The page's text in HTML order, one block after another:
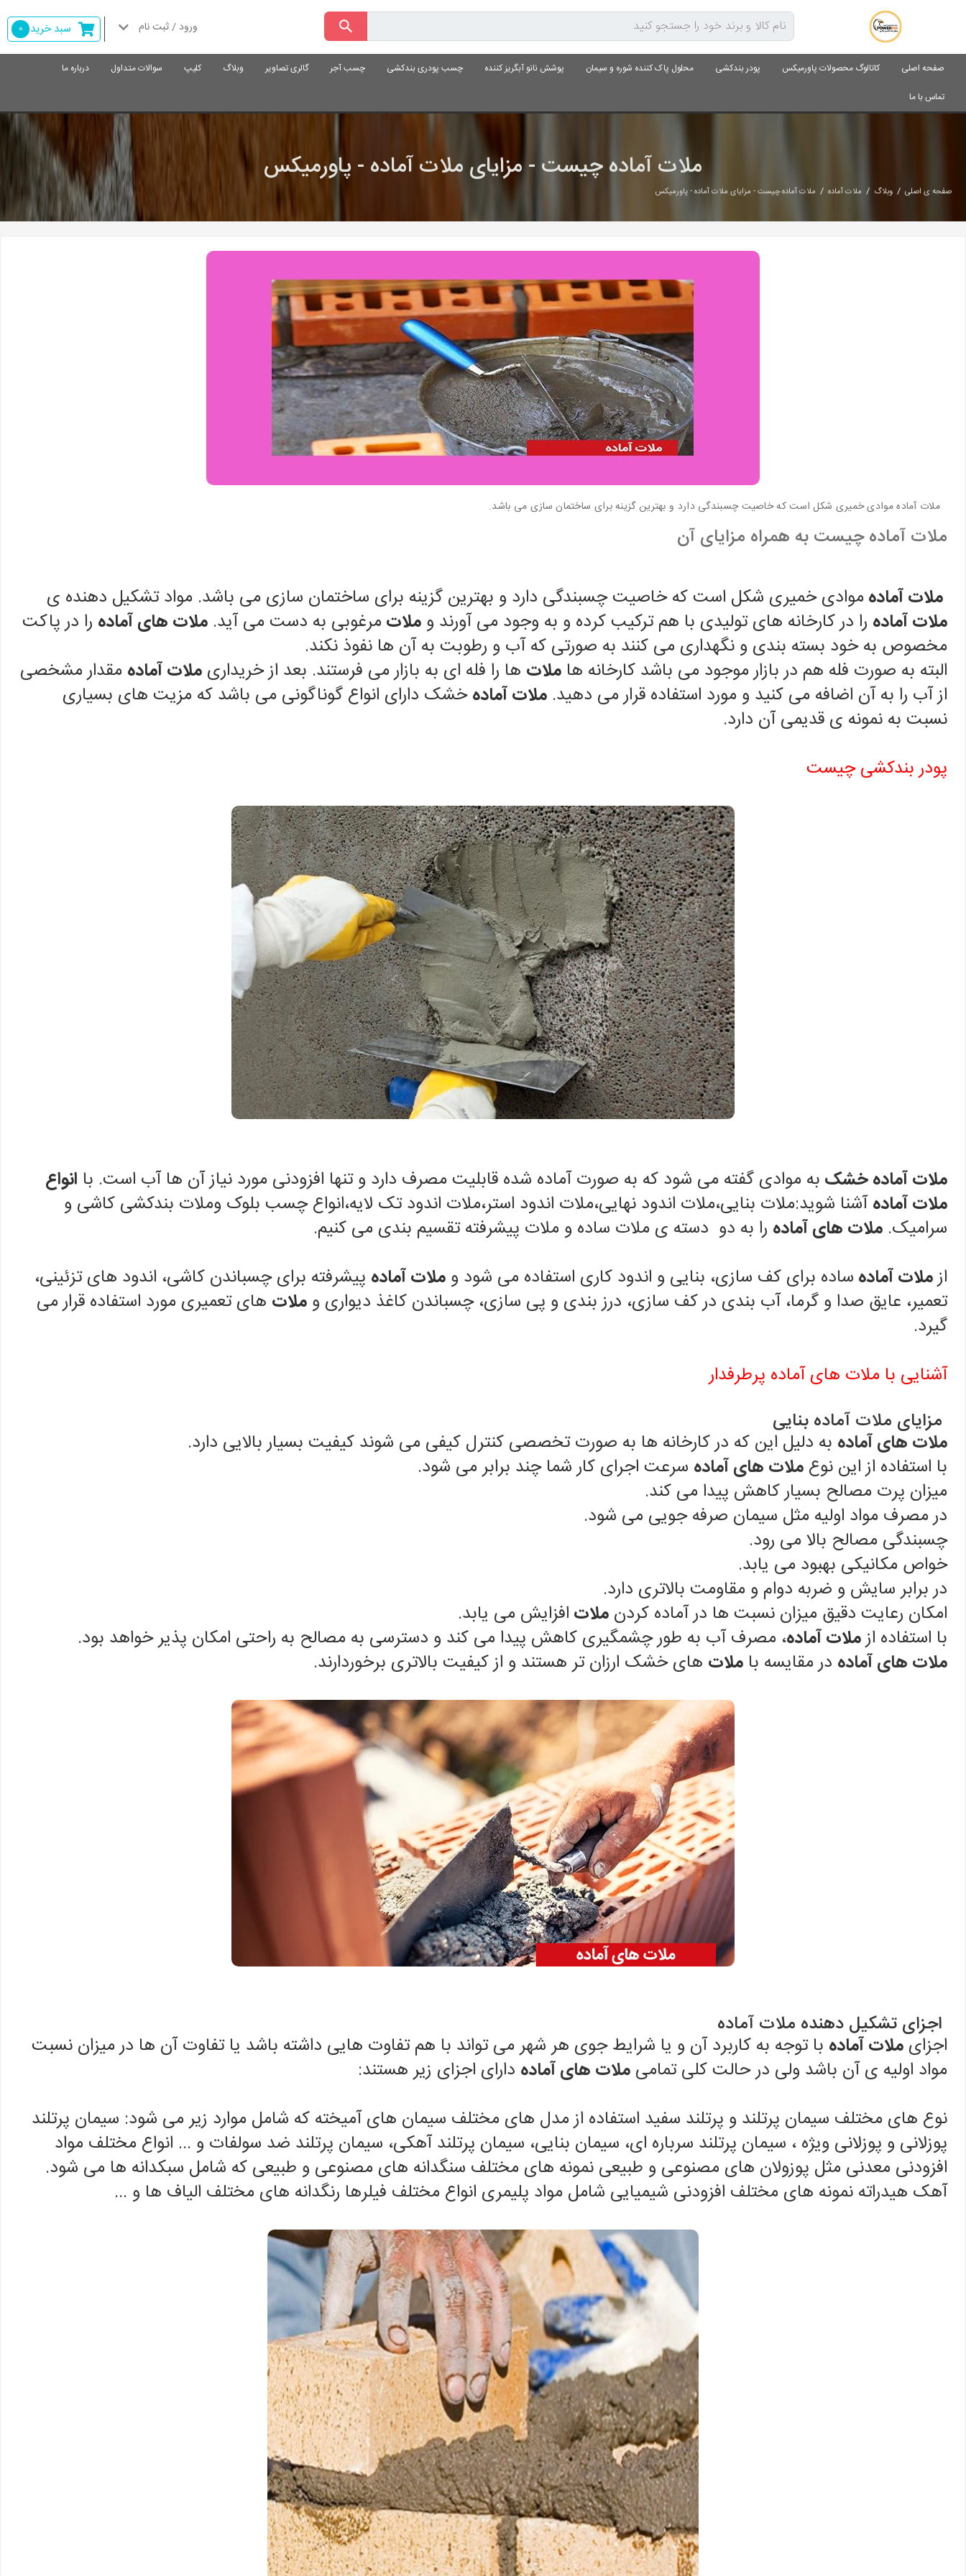
سبد خرید 0 ورود / ثبت نام
صفحه اصلی کاتالوگ محصولات پاورمیکس پودر بندکشی محلول پاک کننده شوره و سیمان پوشش نانو آبگریز کننده چسب پودری بندکشی چسب آجر گالری تصاویر وبلاگ کلیپ سوالات متداول
درباره ما
تماس با ما
ملات آماده چیست - مزایای ملات آماده - پاورمیکس
صفحه ی اصلی / وبلاگ / ملات آماده / ملات آماده چیست - مزایای ملات آماده - پاورمیکس
ملات آماده موادی خمیری شکل است که خاصیت چسبندگی دارد و بهترین گزینه برای ساختمان سازی می باشد.
ملات آماده چیست به همراه مزایای آن
ملات آماده موادی خمیری شکل است که خاصیت چسبندگی دارد و بهترین گزینه برای ساختمان سازی می باشد. مواد تشکیل دهنده ی
ملات آماده را در کارخانه های تولیدی با هم ترکیب کرده و به وجود می آورند و ملات مرغوبی به دست می آید. ملات های آماده را در پاکت
مخصوص به خود بسته بندی و نگهداری می کنند به صورتی که آب و رطوبت به آن ها نفوذ نکند.
البته به صورت فله هم در بازار موجود می باشد کارخانه ها ملات ها را فله ای به بازار می فرستند. بعد از خریداری ملات آماده مقدار مشخصی
از آب را به آن اضافه می کنید و مورد استفاده قرار می دهید. ملات آمادهخشک دارای انواع گوناگونی می باشد که مزیت های بسیاری
نسبت به نمونه ی قدیمی آن دارد.
پودر بندکشی چیست
ملات آماده خشک به موادی گفته می شود که به صورت آماده شده قابلیت مصرف دارد و تنها افزودنی مورد نیاز آن ها آب است. با انواع
ملات آمادهآشنا شوید:ملات بنایی،ملات اندود نهایی،ملات اندود استر،ملات اندود تک لایه،انواع چسب بلوک وملات بندکشی کاشی و
سرامیک. ملات های آماده را به دو دسته ی ملات ساده و ملات پیشرفته تقسیم بندی می کنیم.
ازملات آماده ساده برای کف سازی، بنایی و اندود کاری استفاده می شود و ملات آماده پیشرفته برای چسباندن کاشی، اندود های تزئینی،
تعمیر، عایق صدا و گرما، آب بندی در کف سازی، درز بندی و پی سازی، چسباندن کاغذ دیواری و ملات های تعمیری مورد استفاده قرار می
گیرد.
آشنایی با ملات های آماده پرطرفدار
مزایای ملات آماده بنایی
ملات های آماده به دلیل این که در کارخانه ها به صورت تخصصی کنترل کیفی می شوند کیفیت بسیار بالایی دارد.
با استفاده از این نوع ملات های آماده سرعت اجرای کار شما چند برابر می شود.
میزان پرت مصالح بسیار کاهش پیدا می کند.
در مصرف مواد اولیه مثل سیمان صرفه جویی می شود.
چسبندگی مصالح بالا می رود.
خواص مکانیکی بهبود می یابد.
در برابر سایش و ضربه دوام و مقاومت بالاتری دارد.
امکان رعایت دقیق میزان نسبت ها در آماده کردن ملات افزایش می یابد.
با استفاده ازملات آماده، مصرف آب به طور چشمگیری کاهش پیدا می کند و دسترسی به مصالح به راحتی امکان پذیر خواهد بود.
ملات های آماده در مقایسه با ملات های خشک ارزان تر هستند و از کیفیت بالاتری برخوردارند.
اجزای تشکیل دهنده ملات آماده
اجزای ملات آماده با توجه به کاربرد آن و یا شرایط جوی هر شهر می تواند با هم تفاوت هایی داشته باشد یا تفاوت آن ها در میزان نسبت
مواد اولیه ی آن باشد ولی در حالت کلی تمامی ملات های آماده دارای اجزای زیر هستند:
نوع های مختلف سیمان پرتلند و پرتلند سفید استفاده از مدل های مختلف سیمان های آمیخته که شامل موارد زیر می شود: سیمان پرتلند
پوزلانی و پوزلانی ویژه ، سیمان پرتلند سرباره ای، سیمان بنایی، سیمان پرتلند آهکی، سیمان پرتلند ضد سولفات و ... انواع مختلف مواد
افزودنی معدنی مثل پوزولان های مصنوعی و طبیعی نمونه های مختلف سنگدانه های مصنوعی و طبیعی که شامل سبکدانه ها می شود.
آهک هیدراته نمونه های مختلف افزودنی شیمیایی شامل مواد پلیمری انواع مختلف فیلرها رنگدانه های مختلف الیاف ها و ...